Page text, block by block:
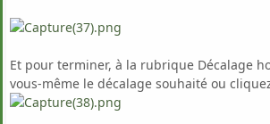
Et pour terminer, à la rubrique Décalage
vous-même le décalage souhaité ou